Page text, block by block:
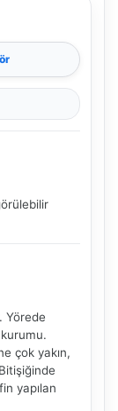
Yörede
çok yakın,
yapılan